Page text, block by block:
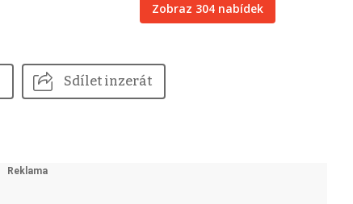
Zobraz 304 nabídek
Sdílet inzerát